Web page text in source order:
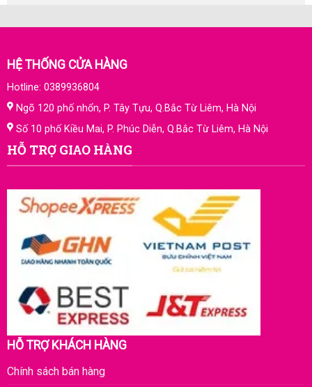
HỆ THỐNG CỬA HÀNG
Hotline: 0389936804
Ngõ 120 phố nhổn, P. Tây Tựu, Q.Bắc Từ Liêm, Hà Nội
Số 10 phố Kiều Mai, P. Phúc Diễn, Q.Bắc Từ Liêm, Hà Nội
HỖ TRỢ GIAO HÀNG
HỖ TRỢ KHÁCH HÀNG
Chính sách bán hàng